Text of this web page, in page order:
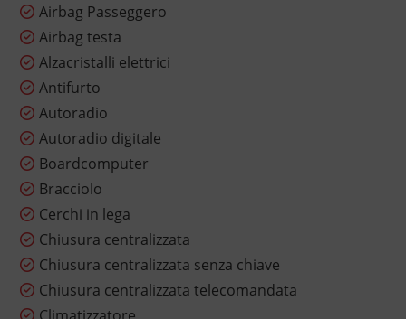
Airbag Passeggero
Airbag testa
Alzacristalli elettrici
Antifurto
Autoradio
Autoradio digitale
Boardcomputer
Bracciolo
Cerchi in lega
Chiusura centralizzata
Chiusura centralizzata senza chiave
Chiusura centralizzata telecomandata